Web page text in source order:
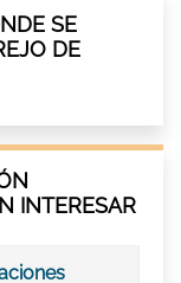
SE
DE
INTERESAR